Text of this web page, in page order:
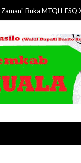
MTQH-FSQ XIX